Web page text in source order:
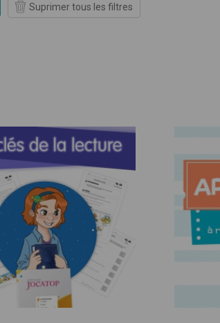
Suprimer tous les filtres
donnons vie à vos